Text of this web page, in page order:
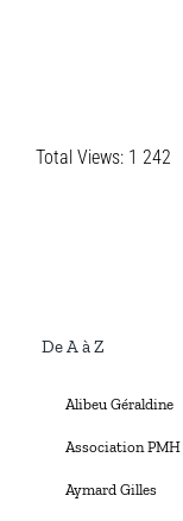
Total Views: 1 242
De A à Z
Alibeu Géraldine
Association PMH
Aymard Gilles